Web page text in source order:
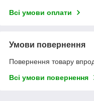
Всі умови оплати
Умови повернення
Повернення товару
Всі умови повернення